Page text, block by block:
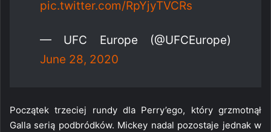
pic.twitter.com/RpYjyTVCRs
— UFC Europe (@UFCEurope)
June 28, 2020
Początek trzeciej rundy dla Perry’ego, który grzmotnął
Galla serią podbródków. Mickey nadal pozostaje jednak w